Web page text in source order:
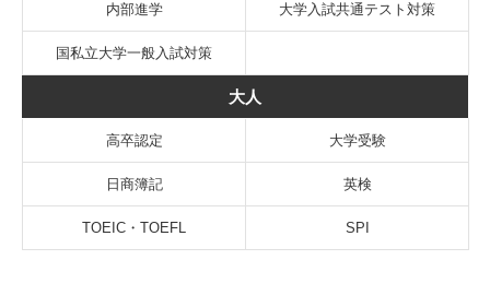
内部進学 大学入試共通テスト対策
国私立大学一般入試対策
大人
高卒認定 大学受験
日商簿記 英検
TOEIC・TOEFL SPI